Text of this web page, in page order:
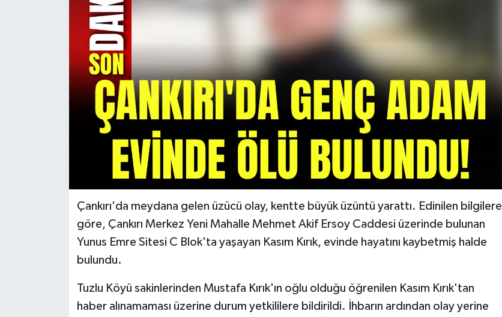
Çankırı'da meydana gelen üzücü olay, kentte büyük üzüntü yarattı. Edinilen bilgilere
göre, Çankırı Merkez Yeni Mahalle Mehmet Akif Ersoy Caddesi üzerinde bulunan
Yunus Emre Sitesi C Blok'ta yaşayan Kasım Kırık, evinde hayatını kaybetmiş halde
bulundu.
Tuzlu Köyü sakinlerinden Mustafa Kırık'ın oğlu olduğu öğrenilen Kasım Kırık'tan
haber alınamaması üzerine durum yetkililere bildirildi. İhbarın ardından olay yerine
KÜLTÜR SANAT
VİZYONDAKİLER